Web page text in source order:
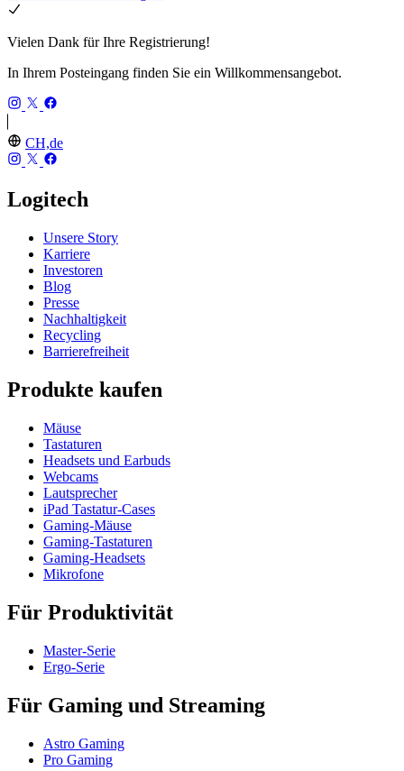
Vielen Dank für Ihre Registrierung!
In Ihrem Posteingang finden Sie ein Willkommensangebot.
CH,de
Logitech
Unsere Story
Karriere
Investoren
Blog
Presse
Nachhaltigkeit
Recycling
Barrierefreiheit
Produkte kaufen
Mäuse
Tastaturen
Headsets und Earbuds
Webcams
Lautsprecher
iPad Tastatur-Cases
Gaming-Mäuse
Gaming-Tastaturen
Gaming-Headsets
Mikrofone
Für Produktivität
Master-Serie
Ergo-Serie
Für Gaming und Streaming
Astro Gaming
Pro Gaming